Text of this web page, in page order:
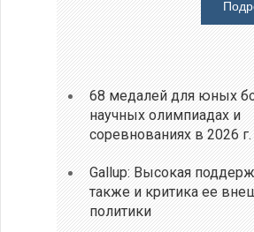
68 медалей для юных
научных олимпиадах и
соревнованиях в 2026 г.
Gallup: Высокая
также и критика ее
политики